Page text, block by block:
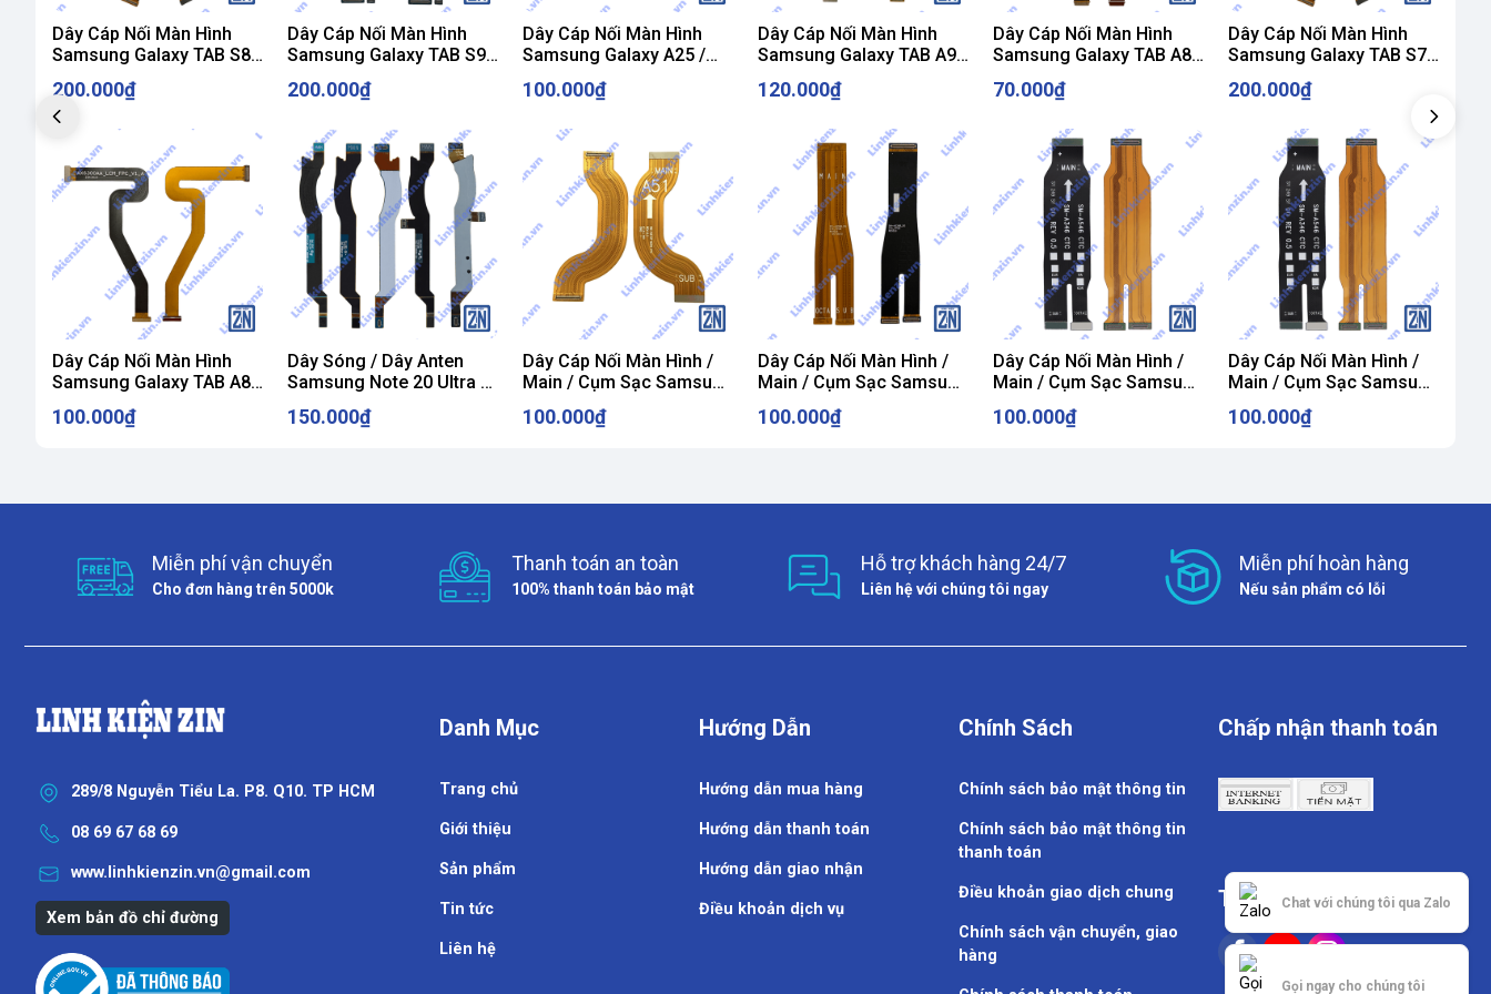
✔️ Đóng gói chống sốc
✔️ Hỗ trợ kỹ thuật
✔️ Phù hợp shop & thợ sửa chữa
cáp main sạc Samsung S21 Plus zin
dây cáp sạc S21+ G996
flex main sạc Samsung S21 Plus
cáp sub Samsung S21 Plus
linh kiện Samsung S21 Plus
Dây Cáp Nối Màn Hình
Samsung Galaxy TAB S8
Plus / S8+ / X800 / X806
ZIN
200.000₫
Dây Cáp Nối Màn Hình
Samsung Galaxy TAB S9
X710 / X716 ZIN
200.000₫
Dây Cáp Nối Màn Hình
Samsung Galaxy A25 /
100.000₫
Dây Cáp Nối Màn Hình
Samsung Galaxy TAB A9
PLUS / A9+ / X210 / X215
ZIN
120.000₫
Dây Cáp Nối Màn Hình
Samsung Galaxy TAB A8
10.1 T510 / T515 ZIN
70.000₫
Dây Cáp Nối Màn Hình
Samsung Galaxy TAB S7
PLUS / T970 / T976 ZIN
200.000₫
Dây Cáp Nối Màn Hình
Samsung Galaxy TAB A8
10.5 X200 / X205 ZIN
100.000₫
Dây Sóng / Dây Anten
Samsung Note 20 Ultra /
N20U / N986B / N986N /
N986U ZIN
150.000₫
Dây Cáp Nối Màn Hình /
Main / Cụm Sạc Samsung
Galaxy A51 / SM-A515
ZIN
100.000₫
Dây Cáp Nối Màn Hình /
Main / Cụm Sạc Samsung
Galaxy A33 / SM-A336
ZIN
100.000₫
Dây Cáp Nối Màn Hình /
Main / Cụm Sạc Samsung
A54 / SM-A546 ZIN
100.000₫
Dây Cáp Nối Màn Hình /
Main / Cụm Sạc Samsung
A34 / SM-A346 ZIN
100.000₫
Miễn phí vận chuyển
Cho đơn hàng trên 5000k
Thanh toán an toàn
100% thanh toán bảo mật
Hỗ trợ khách hàng 24/7
Liên hệ với chúng tôi ngay
Miễn phí hoàn hàng
Nếu sản phẩm có lỗi
289/8 Nguyễn Tiểu La. P8. Q10. TP HCM
08 69 67 68 69
www.linhkienzin.vn@gmail.com
Xem bản đồ chỉ đường
Danh Mục
Trang chủ
Giới thiệu
Sản phẩm
Tin tức
Liên hệ
Hướng Dẫn
Hướng dẫn mua hàng
Hướng dẫn thanh toán
Hướng dẫn giao nhận
Điều khoản dịch vụ
Chính Sách
Chính sách bảo mật thông tin
Chính sách bảo mật thông tin
thanh toán
Điều khoản giao dịch chung
Chính sách vận chuyển, giao
hàng
Chấp nhận thanh toán
Theo dõi chúng tôi
Chat với chúng tôi qua Zalo
Gọi ngay cho chúng tôi